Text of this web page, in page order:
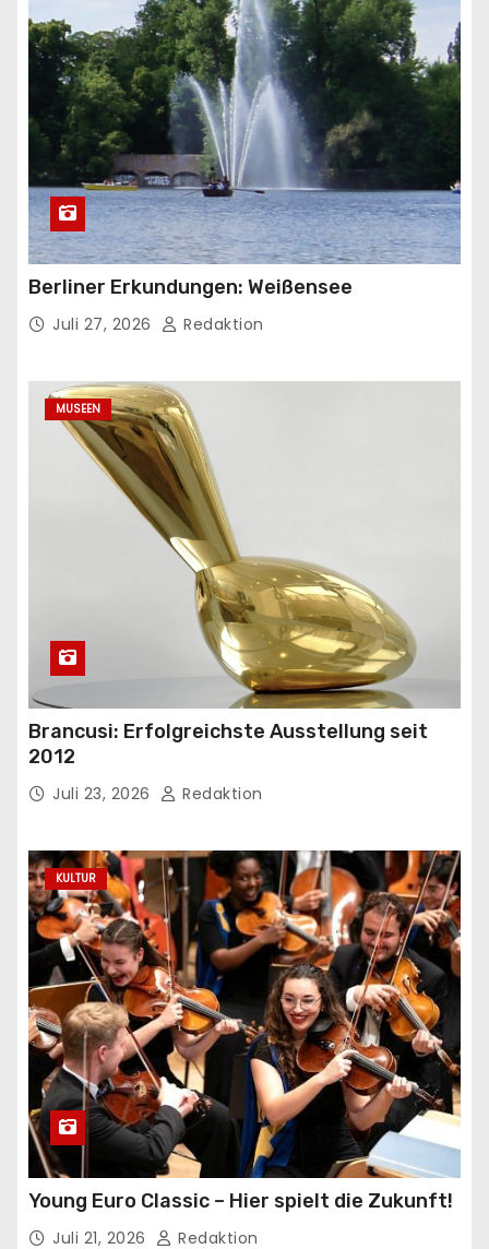
Berliner Erkundungen: Weißensee
Juli 27, 2026 Redaktion
MUSEEN
Brancusi: Erfolgreichste Ausstellung seit
2012
Juli 23, 2026 Redaktion
KULTUR
Young Euro Classic – Hier spielt die Zukunft!
Juli 21, 2026 Redaktion